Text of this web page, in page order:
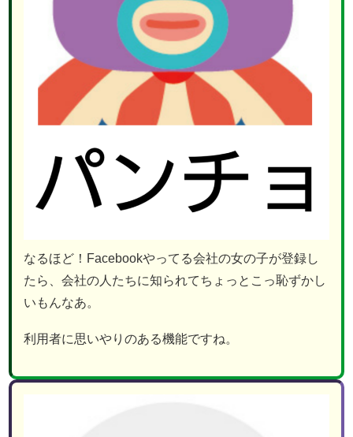
なるほど！Facebookやってる会社の女の子が登録し
たら、会社の人たちに知られてちょっとこっ恥ずかし
いもんなあ。
利用者に思いやりのある機能ですね。